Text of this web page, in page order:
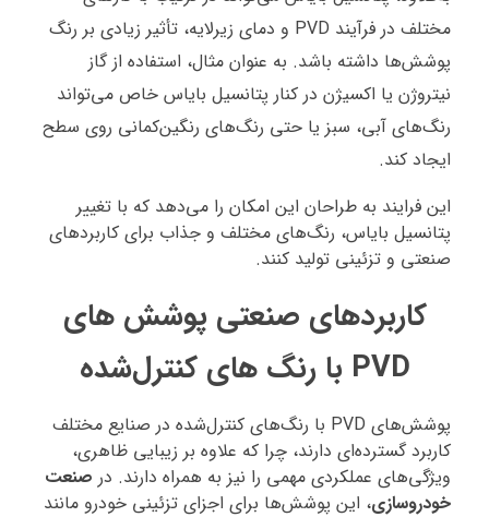
مختلف در فرآیند PVD و دمای زیرلایه، تأثیر زیادی بر رنگ
پوشش‌ها داشته باشد. به عنوان مثال، استفاده از گاز
نیتروژن یا اکسیژن در کنار پتانسیل بایاس خاص می‌تواند
رنگ‌های آبی، سبز یا حتی رنگ‌های رنگین‌کمانی روی سطح
ایجاد کند.
این فرایند به طراحان این امکان را می‌دهد که با تغییر
پتانسیل بایاس، رنگ‌های مختلف و جذاب برای کاربردهای
صنعتی و تزئینی تولید کنند.
کاربردهای صنعتی پوشش‌ های
PVD با رنگ‌ های کنترل‌شده
پوشش‌های PVD با رنگ‌های کنترل‌شده در صنایع مختلف
کاربرد گسترده‌ای دارند، چرا که علاوه بر زیبایی ظاهری،
ویژگی‌های عملکردی مهمی را نیز به همراه دارند. در صنعت
خودروسازی، این پوشش‌ها برای اجزای تزئینی خودرو مانند